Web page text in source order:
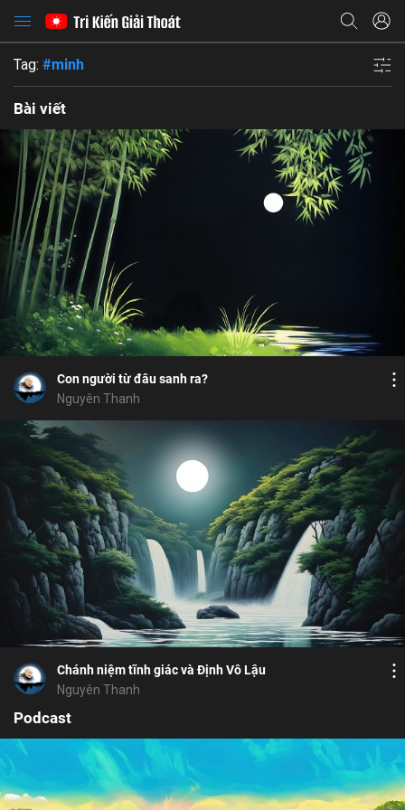
Tag: #minh
Bài viết
thân người nguồn gốc con người ý
Con người từ đâu sanh ra?
Nguyên Thanh
Bỏ chọn
Bình luận
Lưu
bệnh tật bình tĩnh vô minh giải thoát
16
Chánh niệm tĩnh giác và Định Vô Lậu
Nguyên Thanh
Bỏ chọn
Bỏ chọn
Bỏ chọn
Bình luận
Lưu
Chia sẻ
Podcast
Bỏ chọn
Họ và tên
Địa chỉ email
Mật khẩu
Nhập lại mật khẩu
ĐĂNG KÝ
Vui lòng kiểm tra email để xác thực
đăng ký thành công
Địa chỉ email
TIẾP TỤC
được gửi đến địa chỉ
Địa chỉ email
Mật khẩu
Chia sẻ
Facebook Copy link